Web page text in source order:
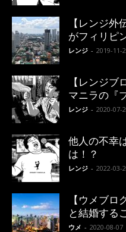
【レンジ外
がフィリピ
レンジ - 2019-11-
【レンジ
マニラの『
レンジ - 2020-07-
他人の不幸
は！？
レンジ - 2022-03-
【ウメブ
と結婚する
ウメ - 2020-08-07